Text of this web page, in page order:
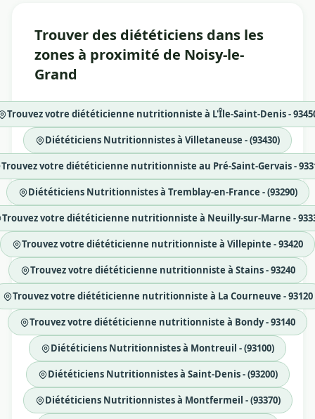
Trouver des diététiciens dans les
zones à proximité de Noisy-le-
Grand
Trouvez votre diététicienne nutritionniste à L'Île-Saint-Denis -
Diététiciens Nutritionnistes à Villetaneuse - (93430)
Trouvez votre diététicienne nutritionniste au Pré-Saint-Gervais -
Diététiciens Nutritionnistes à Tremblay-en-France - (93290)
Trouvez votre diététicienne nutritionniste à Neuilly-sur-Marne -
Trouvez votre diététicienne nutritionniste à Villepinte - 93420
Trouvez votre diététicienne nutritionniste à Stains - 93240
Trouvez votre diététicienne nutritionniste à La Courneuve - 93120
Trouvez votre diététicienne nutritionniste à Bondy - 93140
Diététiciens Nutritionnistes à Montreuil - (93100)
Diététiciens Nutritionnistes à Saint-Denis - (93200)
Diététiciens Nutritionnistes à Montfermeil - (93370)